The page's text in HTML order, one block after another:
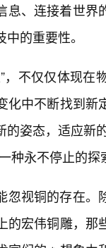
息、连接着世
的重要性。
，不仅仅体现
化中不断找到
的姿态，适应新
种永不停止的探
忽视铜的存在
的宏伟铜雕，